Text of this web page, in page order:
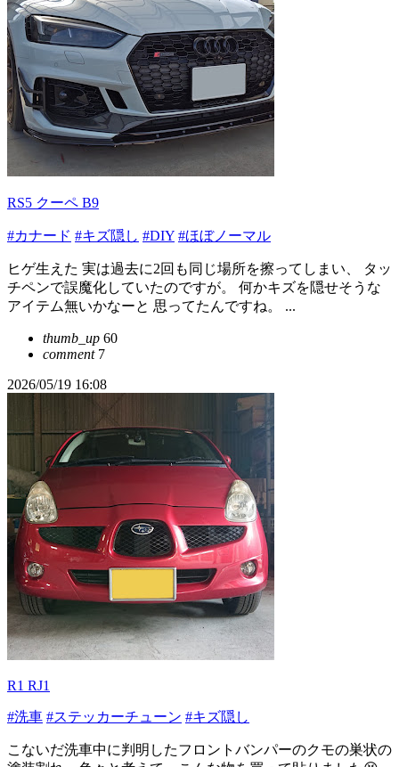
RS5 クーペ B9
#カナード #キズ隠し #DIY #ほぼノーマル
ヒゲ生えた 実は過去に2回も同じ場所を擦ってしまい、 タッ
チペンで誤魔化していたのですが。 何かキズを隠せそうな
アイテム無いかなーと 思ってたんですね。 ...
thumb_up 60
comment7
2026/05/19 16:08
R1 RJ1
#洗車 #ステッカーチューン #キズ隠し
こないだ洗車中に判明したフロントバンパーのクモの巣状の